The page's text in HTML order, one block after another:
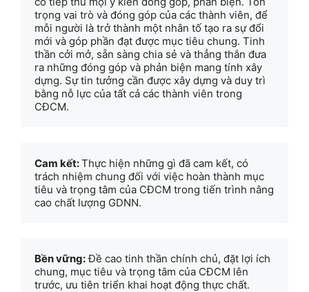
trọng vai trò và đóng góp của các thành viên, để
mỗi người là trở thành một nhân tố tạo ra sự đổi
mới và góp phần đạt được mục tiêu chung. Tinh
thần cởi mở, sẵn sàng chia sẻ và thẳng thắn đưa
ra những đóng góp và phản biện mang tính xây
dựng. Sự tin tưởng cần được xây dựng và duy trì
bằng nỗ lực của tất cả các thành viên trong
CĐCM.
Cam kết: Thực hiện những gì đã cam kết, có
trách nhiệm chung đối với việc hoàn thành mục
tiêu và trọng tâm của CĐCM trong tiến trình nâng
cao chất lượng GDNN.
Bền vững: Đề cao tinh thần chính chủ, đặt lợi ích
chung, mục tiêu và trọng tâm của CĐCM lên
trước, ưu tiên triển khai hoạt động thực chất.